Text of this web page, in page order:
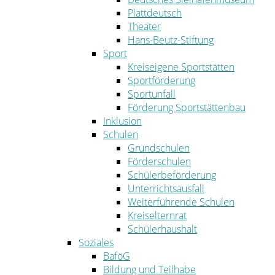
Plattdeutsch
Theater
Hans-Beutz-Stiftung
Sport
Kreiseigene Sportstätten
Sportförderung
Sportunfall
Förderung Sportstättenbau
Inklusion
Schulen
Grundschulen
Förderschulen
Schülerbeförderung
Unterrichtsausfall
Weiterführende Schulen
Kreiselternrat
Schülerhaushalt
Soziales
BaföG
Bildung und Teilhabe